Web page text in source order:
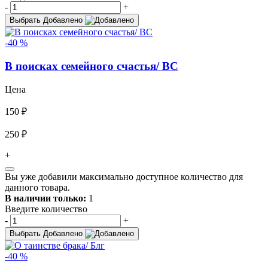
-
+
Выбрать Добавлено
-40 %
В поисках семейного счастья/ ВС
Цена
150 ₽
250 ₽
+
Вы уже добавили максимально доступное количество для
данного товара.
В наличии только: 1
Введите количество
-
+
Выбрать Добавлено
-40 %